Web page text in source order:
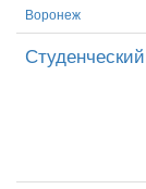
Воронеж